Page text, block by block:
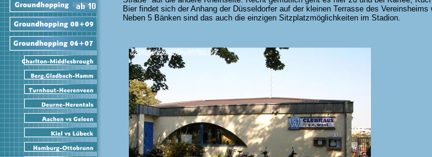
Bier findet sich der Anhang der Düsseldorfer auf der kleinen Terrasse des Vereinsheims
Neben 5 Bänken sind das auch die einzigen Sitzplatzmöglichkeiten im Stadion.